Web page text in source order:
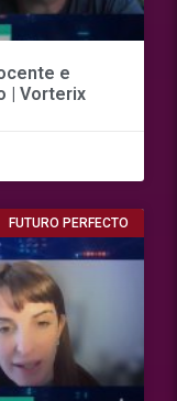
e
| Vorterix
FUTURO PERFECTO